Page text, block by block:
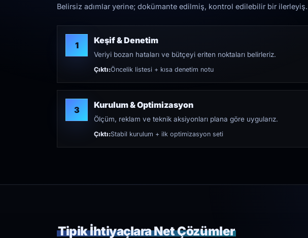
Belirsiz adımlar yerine; dokümante edilmiş, kontrol edilebilir bir ilerleyiş.
1 Keşif & Denetim
Veriyi bozan hataları ve bütçeyi eriten noktaları belirleriz.
Çıktı:Öncelik listesi + kısa denetim notu
3 Kurulum & Optimizasyon
Ölçüm, reklam ve teknik aksiyonları plana göre uygularız.
Çıktı:Stabil kurulum + ilk optimizasyon seti
Tipik İhtiyaçlara Net Çözümler